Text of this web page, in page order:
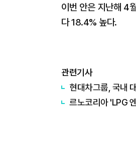
이번 안은 지난해
다 18.4% 높다.
관련기사
현대차그룹, 국내
르노코리아 'LPG